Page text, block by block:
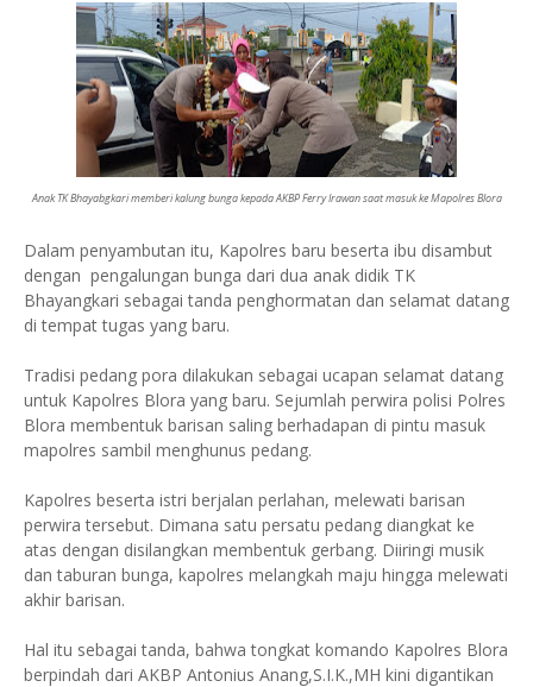
Anak TK Bhayabgkari memberi kalung bunga kepada AKBP Ferry Irawan saat masuk ke Mapolres Blora
Dalam penyambutan itu, Kapolres baru beserta ibu disambut
dengan pengalungan bunga dari dua anak didik TK
Bhayangkari sebagai tanda penghormatan dan selamat datang
di tempat tugas yang baru.
Tradisi pedang pora dilakukan sebagai ucapan selamat datang
untuk Kapolres Blora yang baru. Sejumlah perwira polisi Polres
Blora membentuk barisan saling berhadapan di pintu masuk
mapolres sambil menghunus pedang.
Kapolres beserta istri berjalan perlahan, melewati barisan
perwira tersebut. Dimana satu persatu pedang diangkat ke
atas dengan disilangkan membentuk gerbang. Diiringi musik
dan taburan bunga, kapolres melangkah maju hingga melewati
akhir barisan.
Hal itu sebagai tanda, bahwa tongkat komando Kapolres Blora
berpindah dari AKBP Antonius Anang,S.I.K.,MH kini digantikan